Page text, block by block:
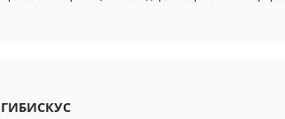
ГИБИСКУС